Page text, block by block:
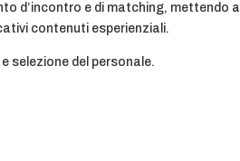
d’incontro e di matching, mettendo a
contenuti esperienziali.
selezione del personale.